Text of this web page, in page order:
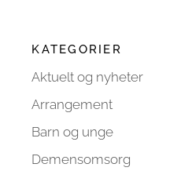
KATEGORIER
Aktuelt og nyheter
Arrangement
Barn og unge
Demensomsorg